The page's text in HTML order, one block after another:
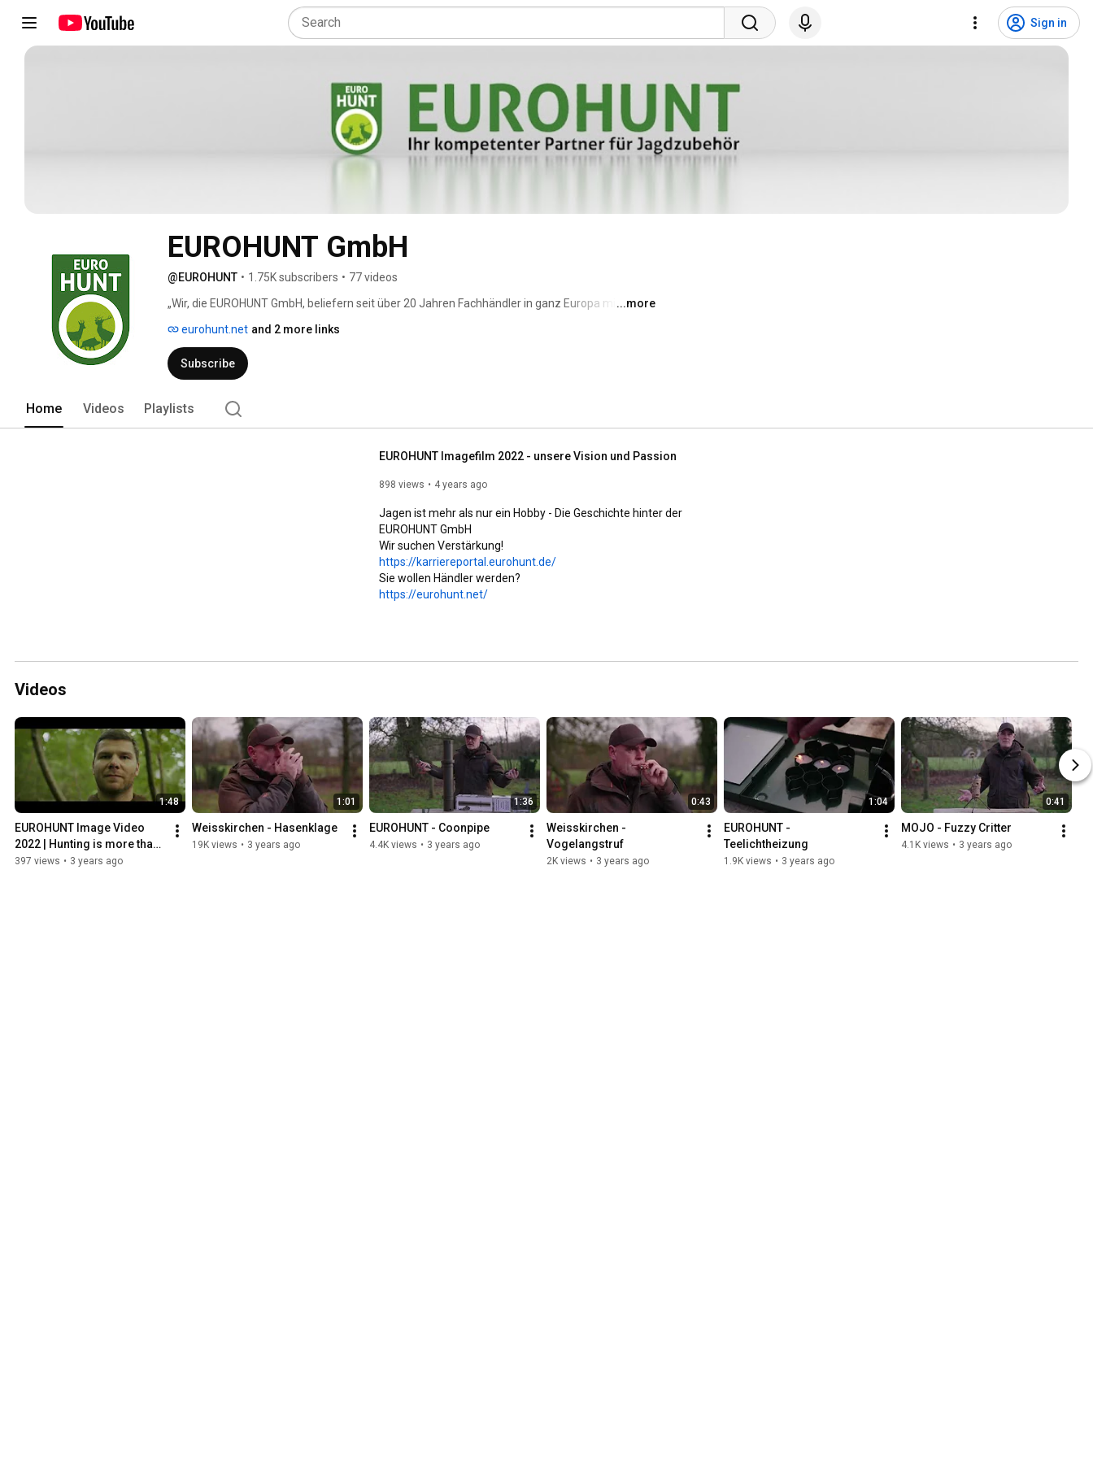
Sign in
EUROHUNT GmbH
@EUROHUNT • 1.75K subscribers • 77 videos
„Wir, die EUROHUNT GmbH, beliefern seit über 20 Jahren Fachhändler in ganz Europa mit
Welt und stellen eigene Produktlinien her.
...more
eurohunt.net and 2 more links
Subscribe
Home Videos Playlists
EUROHUNT Imagefilm 2022 - unsere Vision und Passion
898 views 4 years ago
Jagen ist mehr als nur ein Hobby - Die Geschichte hinter der
EUROHUNT GmbH
https://karriereportal.eurohunt.de/
https://eurohunt.net/
Videos
1:48
EUROHUNT Image Video
2022 | Hunting is more than
just a hobby
397 views • 3 years ago
1:01
Weisskirchen - Hasenklage
19K views • 3 years ago
1:36
EUROHUNT - Coonpipe
4.4K views • 3 years ago
0:43
Weisskirchen -
Vogelangstruf
2K views • 3 years ago
1:04
EUROHUNT -
Teelichtheizung
1.9K views • 3 years ago
0:41
MOJO - Fuzzy Critter
4.1K views • 3 years ago